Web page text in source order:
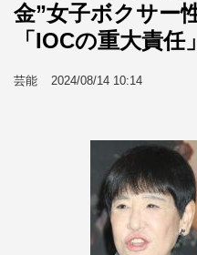
金”女子ボクサー
「IOCの重大責任
芸能 2024/08/14 10:14